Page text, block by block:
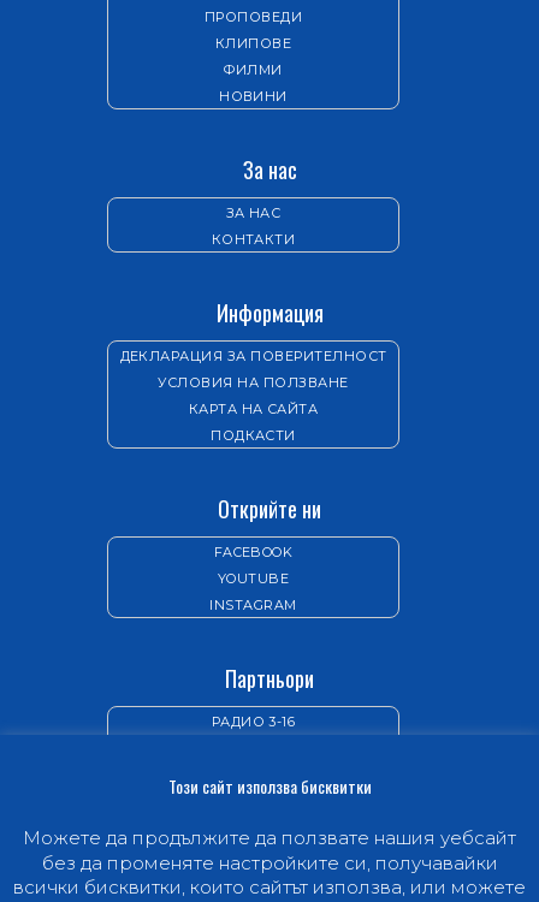
ПРОПОВЕДИ
КЛИПОВЕ
ФИЛМИ
НОВИНИ
За нас
ЗА НАС
КОНТАКТИ
Информация
ДЕКЛАРАЦИЯ ЗА ПОВЕРИТЕЛНОСТ
УСЛОВИЯ НА ПОЛЗВАНЕ
КАРТА НА САЙТА
ПОДКАСТИ
Открийте ни
FACEBOOK
YOUTUBE
INSTAGRAM
Партньори
РАДИО 3-16
© 1997-2026 Hope Channel Bulgaria -Телевизията,
Този сайт използва бисквитки
Можете да продължите да ползвате нашия уебсайт
без да променяте настройките си, получавайки
всички бисквитки, които сайтът използва, или можете